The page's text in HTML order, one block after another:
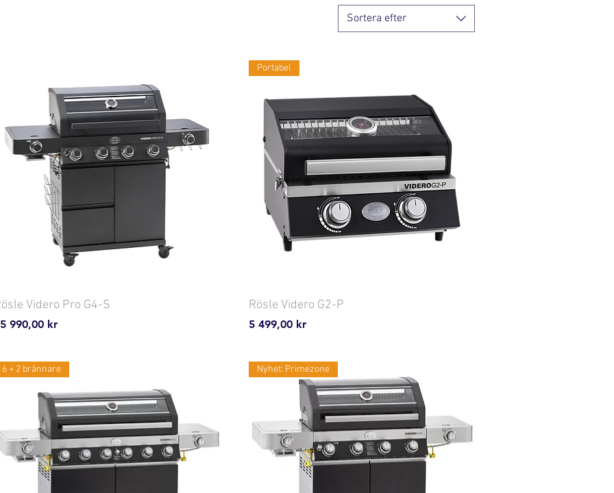
Sortera efter
Videro Pro G4-S
990,00 kr
Portabel
Rösle Videro G2-P
Pris
5 499,00 kr
6 + 2 brännare Nyhet: Primezone